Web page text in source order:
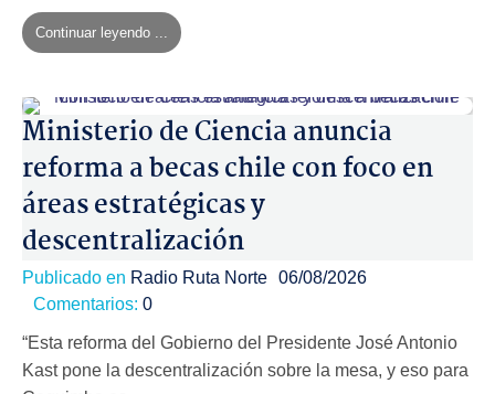
Continuar leyendo ...
Ministerio de Ciencia anuncia
reforma a becas chile con foco en
áreas estratégicas y
descentralización
Publicado en Radio Ruta Norte 06/08/2026
Comentarios: 0
“Esta reforma del Gobierno del Presidente José Antonio
Kast pone la descentralización sobre la mesa, y eso para